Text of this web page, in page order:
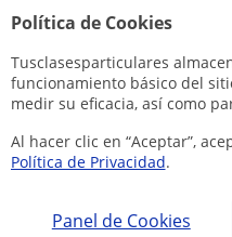
Política de Cookies
Tusclasesparticulares
funcionamiento básico del
medir su eficacia, así como
Al hacer clic en “Aceptar”,
Política de Privacidad.
Panel de Cookies
que pueden